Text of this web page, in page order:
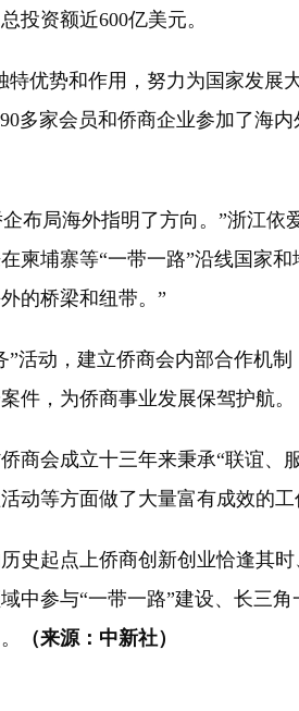
投资额近600亿美元。
势和作用，努力为国家发展
多家会员和侨商企业参加了海
局海外指明了方向。”浙江依
柬埔寨等“一带一路”沿线国家
的桥梁和纽带。”
动，建立侨商会内部合作机制
件，为侨商事业发展保驾护航。
会成立十三年来秉承“联谊、
动等方面做了大量富有成效的
起点上侨商创新创业恰逢其时
中参与“一带一路”建设、长三
（来源：中新社）